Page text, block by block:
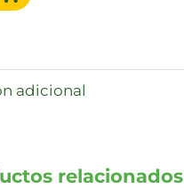
adicional
relacionados